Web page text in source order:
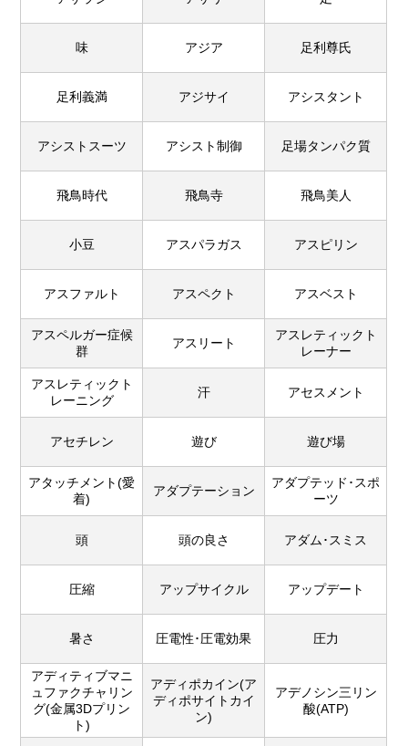
味 アジア 足利尊氏
足利義満 アジサイ アシスタント
アシストスーツ アシスト制御 足場タンパク質
飛鳥時代 飛鳥寺 飛鳥美人
小豆 アスパラガス アスピリン
アスファルト アスペクト アスベスト
アスペルガー症候
群
アスリート
アスレティックト
レーナー
アスレティックト
レーニング
汗 アセスメント
アセチレン 遊び 遊び場
アタッチメント(愛
着)
アダプテーション
アダプテッド･スポ
ーツ
頭 頭の良さ アダム･スミス
圧縮 アップサイクル アップデート
暑さ 圧電性･圧電効果 圧力
アディティブマニ
ュファクチャリン
グ(金属3Dプリン
ト)
アディポカイン(ア
ディポサイトカイ
ン)
アデノシン三リン
酸(ATP)